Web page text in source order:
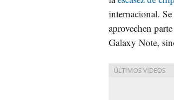
internacional.
aprovechen
Galaxy Note,